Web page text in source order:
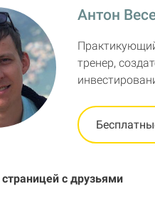
Антон
тренер,
с друзьями